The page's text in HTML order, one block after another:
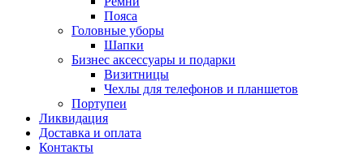
Пояса
Головные уборы
Шапки
Бизнес аксессуары и подарки
Визитницы
Чехлы для телефонов и планшетов
Портупеи
Ликвидация
Доставка и оплата
Контакты